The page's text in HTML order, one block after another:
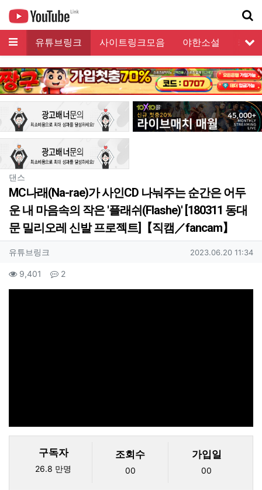
메뉴 유튜브링크 사이트링크모음 야한소설
커뮤
댄스
MC나래(Na-rae)가 사인CD 나눠주는 순간은 어두
운 내 마음속의 작은 '플래쉬(Flashe)' [180311 동대
문 밀리오레 신발 프로젝트]【직캠／fancam】
작성자 정보
유튜브링크 작성일
2023.06.20 11:34
컨텐츠 정보
9,401 조회 2댓글
구독자
26.8 만명
조회수
00
가입일
00